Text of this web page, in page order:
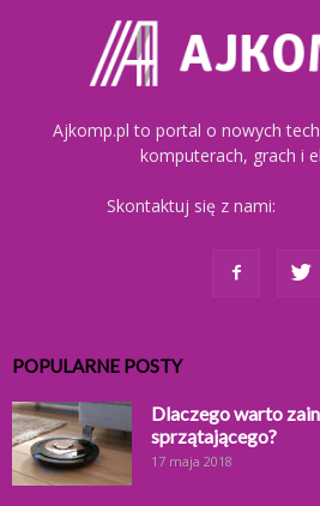
Ajkomp.pl to portal o nowych
komputerach, grach i
Skontaktuj się z nami:
POPULARNE POSTY
Dlaczego warto
sprzątającego?
17 maja 2018